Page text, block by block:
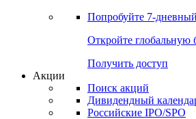
Попробуйте 7-дневный
Откройте глобальную
Получить доступ
Акции
Поиск акций
Дивидендный
Российские IPO/SPO